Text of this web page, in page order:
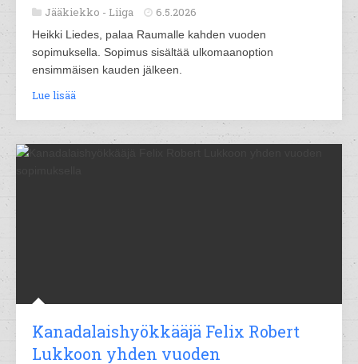
Jääkiekko - Liiga 6.5.2026
Heikki Liedes, palaa Raumalle kahden vuoden
sopimuksella. Sopimus sisältää ulkomaanoption
ensimmäisen kauden jälkeen.
Lue lisää
Kanadalaishyökkääjä Felix Robert
Lukkoon yhden vuoden